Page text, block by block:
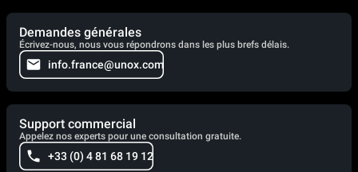
Demandes générales
Écrivez-nous, nous vous répondrons dans les plus brefs délais.
info.france@unox.com
Support commercial
Appelez nos experts pour une consultation gratuite.
+33 (0) 4 81 68 19 12